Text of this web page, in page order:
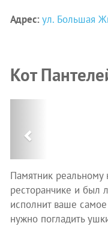
Адрес: ул. Большая
Кот
Памятник реальному
ресторанчике и был
исполнит ваше
нужно погладить